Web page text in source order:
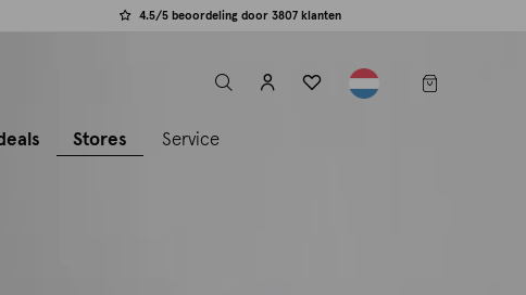
4.5/5 beoordeling door 3807 klanten
label.header.toggle
Stores Service